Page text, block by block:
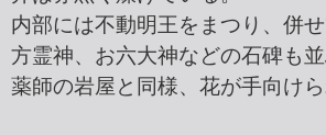
内部には不動明王をまつり、併
方霊神、お六大神などの石碑も並
薬師の岩屋と同様、花が手向けら